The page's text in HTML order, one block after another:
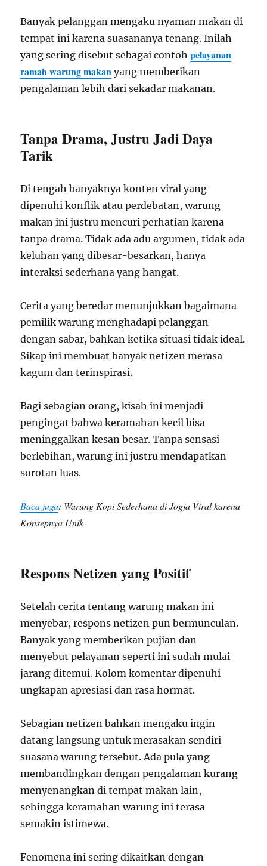
Banyak pelanggan mengaku nyaman makan di
tempat ini karena suasananya tenang. Inilah
yang sering disebut sebagai contohpelayanan
ramah warung makan yang memberikan
pengalaman lebih dari sekadar makanan.
Tanpa Drama, Justru Jadi Daya
Tarik
Di tengah banyaknya konten viral yang
dipenuhi konflik atau perdebatan, warung
makan ini justru mencuri perhatian karena
tanpa drama. Tidak ada adu argumen, tidak ada
keluhan yang dibesar-besarkan, hanya
interaksi sederhana yang hangat.
Cerita yang beredar menunjukkan bagaimana
pemilik warung menghadapi pelanggan
dengan sabar, bahkan ketika situasi tidak ideal.
Sikap ini membuat banyak netizen merasa
kagum dan terinspirasi.
Bagi sebagian orang, kisah ini menjadi
pengingat bahwa keramahan kecil bisa
meninggalkan kesan besar. Tanpa sensasi
berlebihan, warung ini justru mendapatkan
sorotan luas.
Baca juga: Warung Kopi Sederhana di Jogja Viral karena
Konsepnya Unik
Respons Netizen yang Positif
Setelah cerita tentang warung makan ini
menyebar, respons netizen pun bermunculan.
Banyak yang memberikan pujian dan
menyebut pelayanan seperti ini sudah mulai
jarang ditemui. Kolom komentar dipenuhi
ungkapan apresiasi dan rasa hormat.
Sebagian netizen bahkan mengaku ingin
datang langsung untuk merasakan sendiri
suasana warung tersebut. Ada pula yang
membandingkan dengan pengalaman kurang
menyenangkan di tempat makan lain,
sehingga keramahan warung ini terasa
semakin istimewa.
Fenomena ini sering dikaitkan dengan